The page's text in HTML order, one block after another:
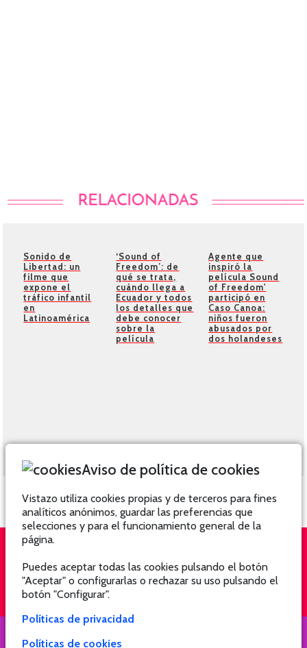
Sonido de
Libertad: un
filme que
expone el
tráfico infantil
en
Latinoamérica
‘Sound of
Freedom’: de
qué se trata,
cuándo llega a
Ecuador y todos
los detalles que
debe conocer
sobre la
película
Agente que
inspiró la
película Sound
of Freedom'
participó en
Caso Canoa:
niños fueron
abusados por
dos holandeses
QUIÉNES SOMOS
Aviso de política de cookies
Vistazo utiliza cookies propias y de terceros para fines
analíticos anónimos, guardar las preferencias que
selecciones y para el funcionamiento general de la
página.
Puedes aceptar todas las cookies pulsando el botón
"Aceptar" o configurarlas o rechazar su uso pulsando el
botón "Configurar".
Políticas de privacidad
Políticas de cookies